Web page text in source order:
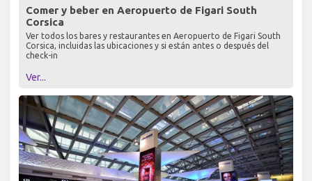
Comer y beber en Aeropuerto de Figari South
Corsica
Ver todos los bares y restaurantes en Aeropuerto de Figari South
Corsica, incluidas las ubicaciones y si están antes o después del
check-in
Ver...